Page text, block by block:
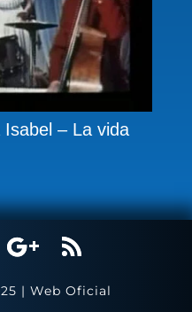
– La vida
| Web Oficial